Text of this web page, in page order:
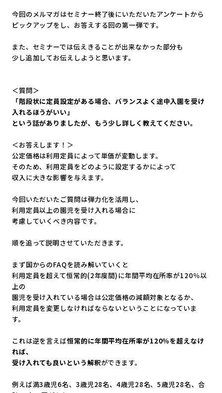
今回のメルマガはセミナー終了後にいただいたアンケートから
ピックアップをし、お答えする回の第一弾です。
また、セミナーでは伝えきることが出来なかった部分も
少し追加してお伝えしようと思います。
＜質問＞
「階段状に定員設定がある場合、バランスよく途中入園を受け
入れるほうがいい」
という話がありましたが、もう少し詳しく教えてください。
＜お答えします！＞
公定価格は利用定員によって単価が変動します。
そのため、利用定員をどのように設定するかによって
収入に大きな影響を与えます。
今回いただいたご質問は弾力化を活用し、
利用定員以上の園児を受け入れる場合に
考慮していくべき内容です。
順を追って説明させていただきます。
まず国からのFAQを読み解いていくと
利用定員を超えて恒常的(2年度間)に年間平均在所率が120％以
上の
園児を受け入れている場合は公定価格の減額対象となるか、
利用定員を変更しなければならないということになっていま
す。
これは逆を言えば恒常的に年間平均在所率が120％を超えなけ
れば、
受け入れても良いという解釈ができます。
例えば満3歳児6名、3歳児28名、4歳児28名、5歳児28名、合